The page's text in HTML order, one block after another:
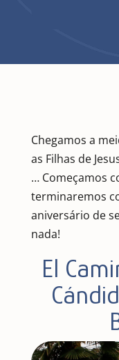
Chegamos a
as Filhas de
… Começamos
terminaremos
aniversário de
nada!
El